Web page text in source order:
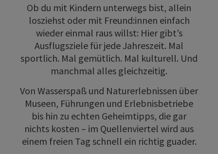
Ob du mit Kindern unterwegs bist, allein
losziehst oder mit Freund:innen einfach
wieder einmal raus willst: Hier gibt’s
Ausflugsziele für jede Jahreszeit. Mal
sportlich. Mal gemütlich. Mal kulturell. Und
manchmal alles gleichzeitig.
Von Wasserspaß und Naturerlebnissen über
Museen, Führungen und Erlebnisbetriebe
bis hin zu echten Geheimtipps, die gar
nichts kosten – im Quellenviertel wird aus
einem freien Tag schnell ein richtig guader.